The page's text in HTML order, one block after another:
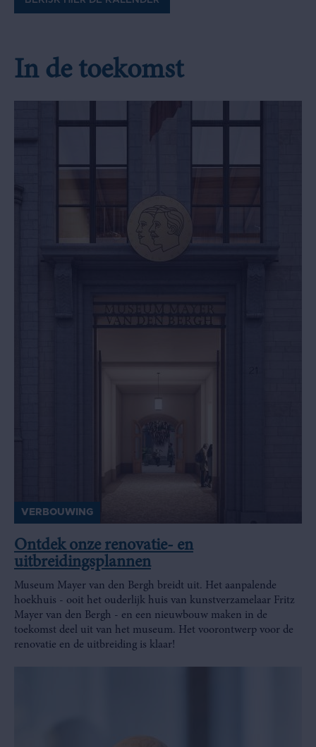
In de toekomst
VERBOUWING
Ontdek onze renovatie- en
uitbreidingsplannen
Museum Mayer van den Bergh breidt uit. Het aanpalende
hoekhuis - ooit het ouderlijk huis van kunstverzamelaar Fritz
Mayer van den Bergh - en een nieuwbouw maken in de
toekomst deel uit van het museum. Het voorontwerp voor de
renovatie en de uitbreiding is klaar!